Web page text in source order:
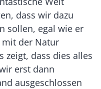
dass wir dazu
sollen, egal wie er
mit der Natur
zeigt, dass dies alles
erst dann
ausgeschlossen